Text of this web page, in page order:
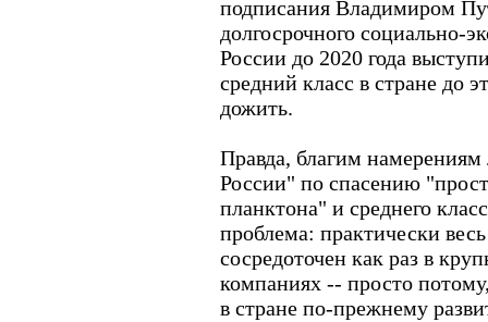
подписания Владимиром
долгосрочного социально-
России до 2020 года
средний класс в стране до
дожить.
Правда, благим
России" по спасению
планктона" и среднего
проблема: практически
сосредоточен как раз в
компаниях -- просто
в стране по-прежнему